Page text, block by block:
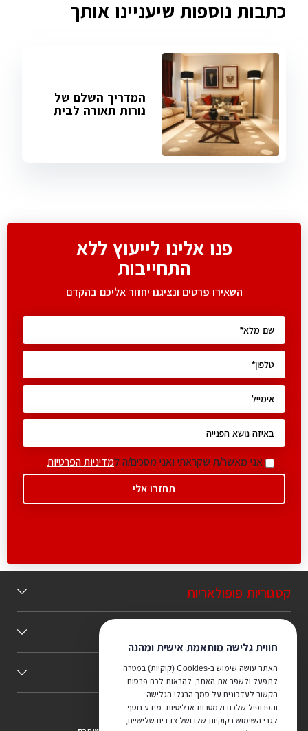
כתבות נוספות שיעניינו אותך
המדריך השלם של
נורות תאורה לבית
פנו אלינו לייעוץ ללא
התחייבות
השאירו פרטים ונציגנו יחזור אליכם בהקדם
אני מאשר/ת שקראתי ואני מסכים/ה למדיניות הפרטיות
חווית גלישה מותאמת אישית ומהנה
האתר עושה שימוש ב-Cookies (קוקיות) במטרה
לתפעל ולשפר את האתר, להראות לכם פרסום
הקשור לעדכונים על סמך הרגלי הגלישה
והפרופיל שלכם ולמטרות אנליטיות. מידע נוסף
לגבי השימוש בקוקיות שלו ושל צדדים שלישיים,
קטגוריות פופולאריות
כללי